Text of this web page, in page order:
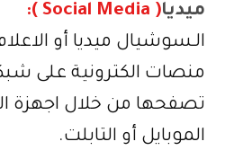
ميديا( Social Media ):
الـسوشيال ميديا أو
منصات الكترونية على
تصفحها من خلال اجهزة
الموبايل أو التابلت.